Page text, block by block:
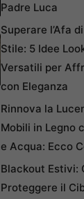
Padre Luca
Superare l’Afa
Stile: 5 Idee
Versatili per
con Eleganza
Rinnova la
Mobili in Legno
e Acqua: Ecco
Blackout Estivi:
Proteggere il